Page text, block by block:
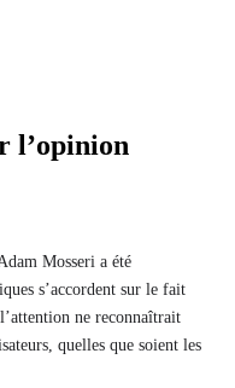
l’opinion
Mosseri a été
s’accordent sur le fait
ne reconnaîtrait
quelles que soient les